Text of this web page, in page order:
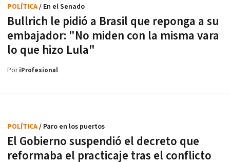
Bullrich le pidió a Brasil que reponga a su
embajador: "No miden con la misma vara
lo que hizo Lula"
POLÍTICA/ En el Senado
PoriProfesional
El Gobierno suspendió el decreto que
reformaba el practicaje tras el conflicto
POLÍTICA/ Paro en los puertos